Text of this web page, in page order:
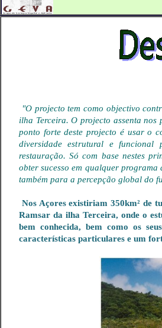
"O projecto tem como objectivo
ilha Terceira. O projecto assenta nos
ponto forte deste projecto é usar o
diversidade estrutural e funcional
restauração. Só com base nestes
obter sucesso em qualquer
também para a percepção global do
Nos Açores existiriam 350km² de
Ramsar da ilha Terceira, onde o
bem conhecida, bem como os
características particulares e um